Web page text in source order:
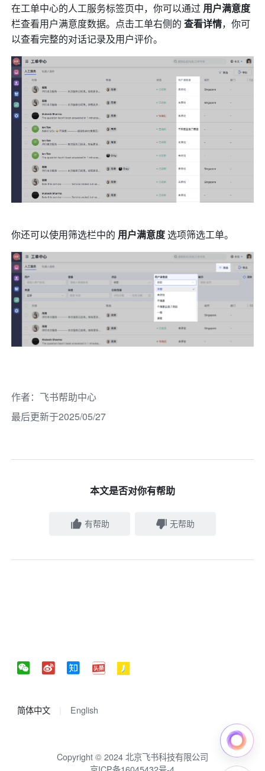
在工单中心的人工服务标签页中，你可以通过
栏查看用户满意度数据。点击工单右侧的 查看详情，你可
以查看完整的对话记录及用户评价。
你还可以使用筛选栏中的 用户满意度 选项筛选工单。
作者： 飞书帮助中心
最后更新于2025/05/27
本文是否对你有帮助
有帮助 无帮助
简体中文 English
Copyright © 2024 北京飞书科技有限公司